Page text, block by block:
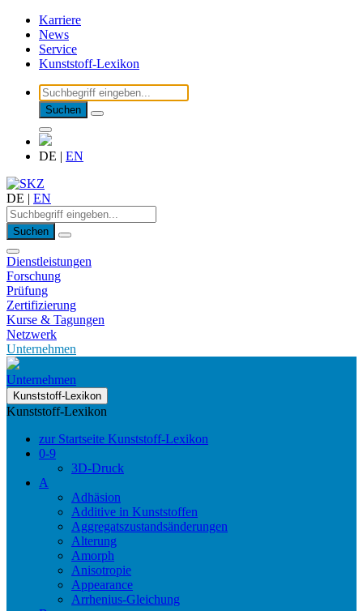
Karriere
News
Service
Kunststoff-Lexikon
Suchen
DE | EN
DE | EN
Suchen
Dienstleistungen
Forschung
Prüfung
Zertifizierung
Kurse & Tagungen
Netzwerk
Unternehmen
Unternehmen
Kunststoff-Lexikon
Kunststoff-Lexikon
zur Startseite Kunststoff-Lexikon
0-9
3D-Druck
A
Adhäsion
Additive in Kunststoffen
Aggregatszustandsänderungen
Alterung
Amorph
Anisotropie
Appearance
Arrhenius-Gleichung